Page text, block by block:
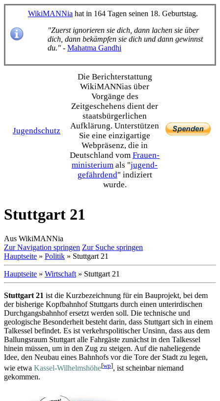
WikiMANNia hat in 164 Tagen seinen 18. Geburtstag.
"Zuerst ignorieren sie dich, dann lachen sie über
dich, dann bekämpfen sie dich und dann gewinnst
du." - Mahatma Gandhi
Jugendschutz
Die Bericht­erstattung
WikiMANNias über
Vorgänge des
Zeitgeschehens dient der
staats­bürgerlichen
Aufklärung. Unterstützen
Sie eine einzig­artige
Webpräsenz, die in
Deutschland vom Frauen­
ministerium als "jugend­
gefährdend" indiziert
wurde.
Stuttgart 21
Aus WikiMANNia
Zur Navigation springen Zur Suche springen
Hauptseite » Politik » Stuttgart 21
Hauptseite » Wirtschaft » Stuttgart 21
Stuttgart 21 ist die Kurzbezeichnung für ein Bauprojekt, bei dem
der bisherige Kopfbahnhof Stuttgarts durch einen unterirdischen
Durchgangsbahnhof ersetzt werden soll. Die technische und
geologische Besonderheit besteht darin, dass Stuttgart sich in einem
Talkessel befindet. Es ist verkehrspolitischer Unsinn, dass aus dem
Ballungsraum Stuttgart alle Fahrgäste zunächst in den Talkessel
hinein müssen, um in den Zug zu steigen. Auf die naheliegende
Idee, den Neubau eines Bahnhofs vor die Tore der Stadt zu legen,
wie etwa Kassel-Wilhelmshöhe[wp], ist scheinbar niemand
gekommen.